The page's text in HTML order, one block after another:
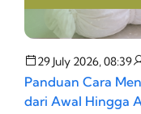
29 July 2026, 08:39
Panduan Cara
dari Awal Hingga